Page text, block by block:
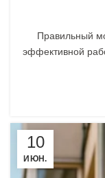
Правильный
эффективной
10
ИЮН.